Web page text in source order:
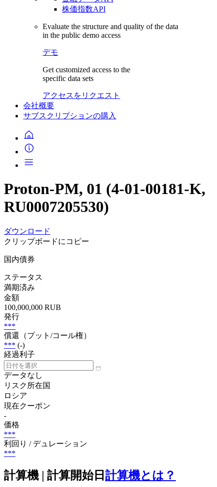
株価指数API
Evaluate the structure and quality of the data
in the public demo access
デモ
Get customized access to the
specific data sets
アクセスをリクエスト
会社概要
サブスクリプションの購入
Proton-PM, 01 (4-01-00181-K,
RU0007205530)
ダウンロード
クリップボードにコピー
国内債券
ステータス
満期済み
金額
100,000,000 RUB
発行
***
償還（プット/コール権）
*** (-)
経過利子
データなし
リスク所在国
ロシア
現在クーポン
-
価格
***
利回り / デュレーション
***
計算機 | 計算開始日 計算機とは？